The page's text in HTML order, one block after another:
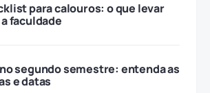
para calouros: o que levar
faculdade
segundo semestre: entenda as
e datas